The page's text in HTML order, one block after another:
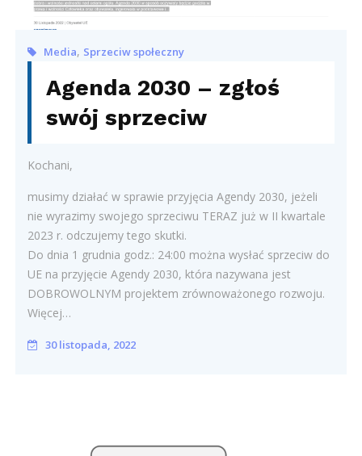
Media, Sprzeciw społeczny
Agenda 2030 – zgłoś
swój sprzeciw
Kochani,
musimy działać w sprawie przyjęcia Agendy 2030, jeżeli
nie wyrazimy swojego sprzeciwu TERAZ już w II kwartale
2023 r. odczujemy tego skutki.
Do dnia 1 grudnia godz.: 24:00 można wysłać sprzeciw do
UE na przyjęcie Agendy 2030, która nazywana jest
DOBROWOLNYM projektem zrównoważonego rozwoju.
Więcej…
30 listopada, 2022